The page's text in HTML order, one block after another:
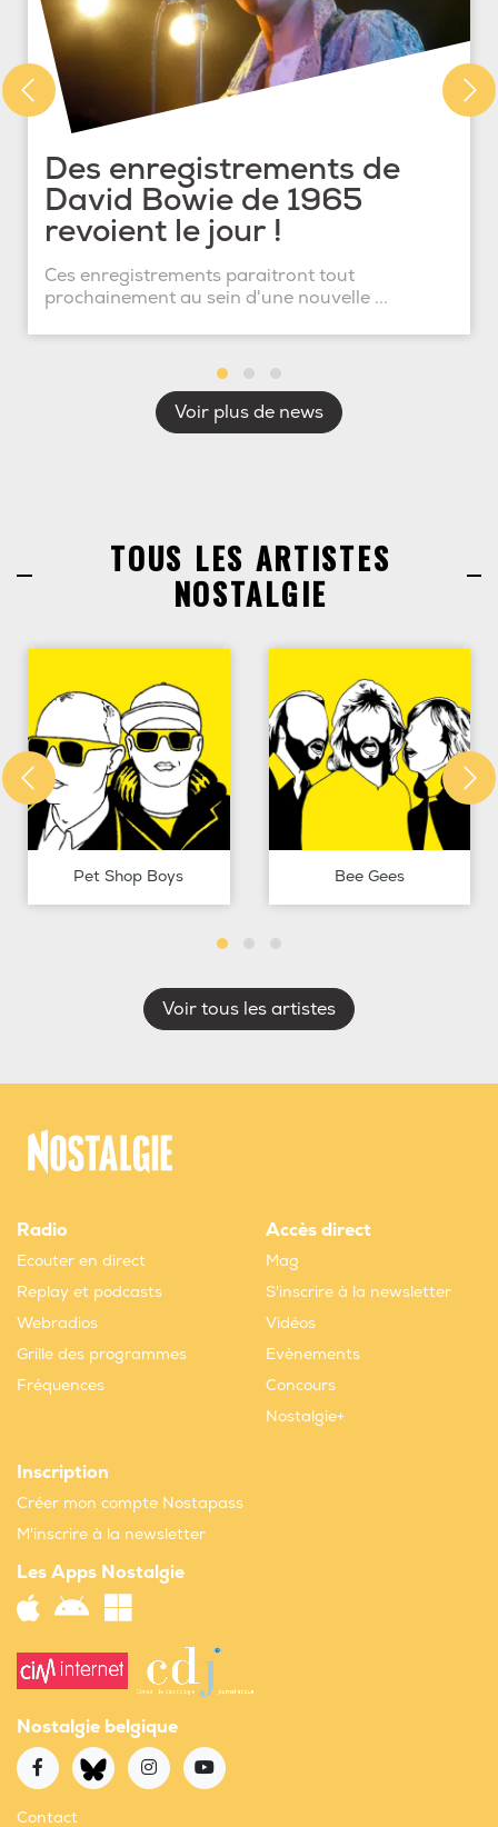
Des enregistrements de
David Bowie de 1965
revoient le jour !
Ces enregistrements paraitront tout
prochainement au sein d'une nouvelle ...
Voir plus de news
TOUS LES ARTISTES
NOSTALGIE
Pet Shop Boys Bee Gees
Voir tous les artistes
Radio
Ecouter en direct
Replay et podcasts
Webradios
Grille des programmes
Fréquences
Accès direct
Mag
S'inscrire à la newsletter
Vidéos
Evènements
Concours
Nostalgie+
Inscription
Créer mon compte Nostapass
M'inscrire à la newsletter
Les Apps Nostalgie
Nostalgie belgique
Contact